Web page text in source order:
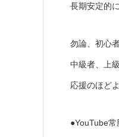
長期安定的
勿論、初心
中級者、上
応援のほど
●YouTube